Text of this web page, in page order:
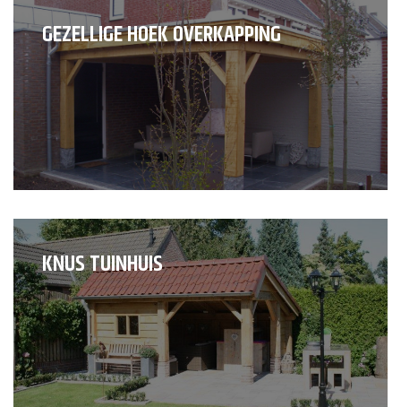
GEZELLIGE HOEK OVERKAPPING
KNUS TUINHUIS